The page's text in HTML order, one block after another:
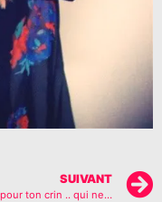
SUIVANT
Du soin pour ton crin .. qui ne craint pas..haha..